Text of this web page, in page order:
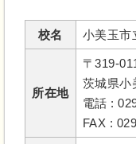
校名 小美玉市
所在地
〒319-
茨城県小
電話 :
FAX :